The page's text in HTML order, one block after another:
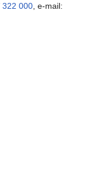
322 000, e-mail: